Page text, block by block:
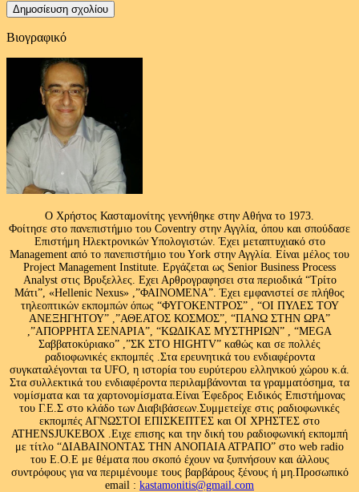
Βιογραφικό
Ο Χρήστος Κασταμονίτης γεννήθηκε στην Αθήνα το 1973.
Φοίτησε στο πανεπιστήμιο του Coventry στην Αγγλία, όπου και σπούδασε
Επιστήμη Ηλεκτρονικών Υπολογιστών. Έχει μεταπτυχιακό στο
Management από το πανεπιστήμιο του Υork στην Αγγλία. Είναι μέλος του
Project Management Institute. Εργάζεται ως Senior Business Process
Analyst στις Βρυξελλες. Εχει Αρθρογραφησει στα περιοδικά “Τρίτο
Μάτι”, «Hellenic Nexus» ,”ΦΑΙΝΟΜΕΝΑ”. Έχει εμφανιστεί σε πλήθος
τηλεοπτικών εκπομπών όπως “ΦΥΓΟΚΕΝΤΡΟΣ” , “ΟΙ ΠΥΛΕΣ ΤΟΥ
ΑΝΕΞΗΓΗΤΟΥ” ,”ΑΘΕΑΤΟΣ ΚΟΣΜΟΣ”, “ΠΑΝΩ ΣΤΗΝ ΩΡΑ”
,”ΑΠΟΡΡΗΤΑ ΣΕΝΑΡΙΑ”, “ΚΩΔΙΚΑΣ ΜΥΣΤΗΡΙΩΝ” , “MEGA
Σαββατοκύριακο” ,”ΣΚ ΣΤΟ HIGHTV” καθώς και σε πολλές
ραδιοφωνικές εκπομπές .Στα ερευνητικά του ενδιαφέροντα
συγκαταλέγονται τα UFO, η ιστορία του ευρύτερου ελληνικού χώρου κ.ά.
Στα συλλεκτικά του ενδιαφέροντα περιλαμβάνονται τα γραμματόσημα, τα
νομίσματα και τα χαρτονομίσματα.Είναι Έφεδρος Ειδικός Επιστήμονας
του Γ.Ε.Σ στο κλάδο των Διαβιβάσεων.Συμμετείχε στις ραδιοφωνικές
εκπομπές ΑΓΝΩΣΤΟΙ ΕΠΙΣΚΕΠΤΕΣ και ΟΙ ΧΡΗΣΤΕΣ στο
ATHENSJUKEBOX .Ειχε επισης και την δική του ραδιοφωνική εκπομπή
με τίτλο “ΔΙΑΒΑΙΝΟΝΤΑΣ ΤΗΝ ΑΝΟΠΑΙΑ ΑΤΡΑΠΟ” στο web radio
του Ε.Ο.Ε με θέματα που σκοπό έχουν να ξυπνήσουν και άλλους
συντρόφους για να περιμένουμε τους βαρβάρους ξένους ή μη.Προσωπικό
email : kastamonitis@gmail.com